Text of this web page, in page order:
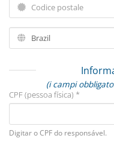
(i campi
CPF (pessoa física) *
Digitar o CPF do responsável.